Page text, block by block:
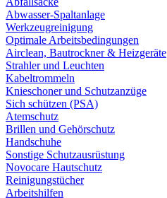
Abwasser-Spaltanlage
Werkzeugreinigung
Optimale Arbeitsbedingungen
Airclean, Bautrockner & Heizgeräte
Strahler und Leuchten
Kabeltrommeln
Knieschoner und Schutzanzüge
Sich schützen (PSA)
Atemschutz
Brillen und Gehörschutz
Handschuhe
Sonstige Schutzausrüstung
Novocare Hautschutz
Reinigungstücher
Arbeitshilfen